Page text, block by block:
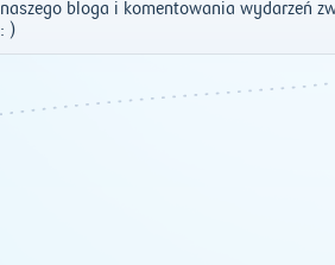
naszego bloga i komentowania wydarzeń
: )